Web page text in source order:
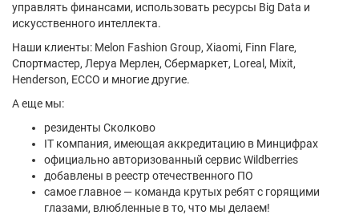
управлять финансами, использовать ресурсы Big Data и
искусственного интеллекта.
Наши клиенты: Melon Fashion Group, Xiaomi, Finn Flare,
Спортмастер, Леруа Мерлен, Сбермаркет, Loreal, Mixit,
Henderson, ECCO и многие другие.
А еще мы:
резиденты Сколково
IT компания, имеющая аккредитацию в Минцифрах
официально авторизованный сервис Wildberries
добавлены в реестр отечественного ПО
самое главное — команда крутых ребят с горящими
глазами, влюбленные в то, что мы делаем!